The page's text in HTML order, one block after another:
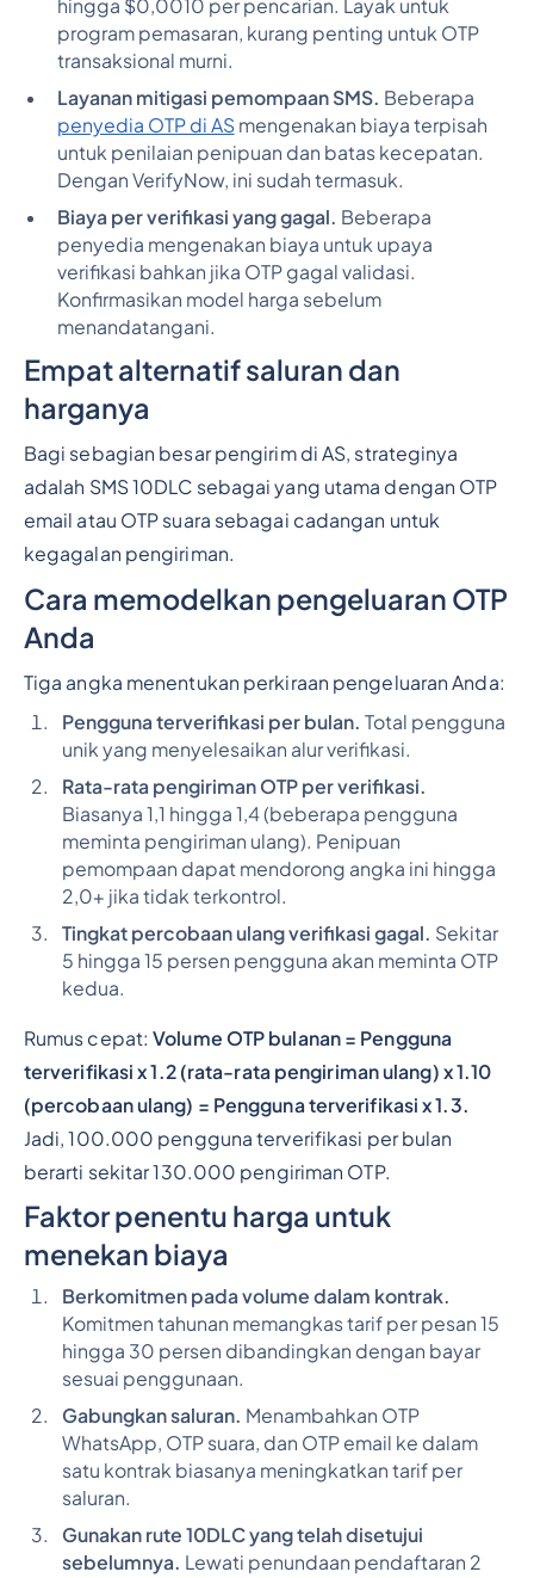
hingga $0,0010 per pencarian. Layak untuk
program pemasaran, kurang penting untuk OTP
transaksional murni.
Layanan mitigasi pemompaan SMS. Beberapa
penyedia OTP di ASmengenakan biaya terpisah
untuk penilaian penipuan dan batas kecepatan.
Dengan VerifyNow, ini sudah termasuk.
Biaya per verifikasi yang gagal. Beberapa
penyedia mengenakan biaya untuk upaya
verifikasi bahkan jika OTP gagal validasi.
Konfirmasikan model harga sebelum
menandatangani.
Empat alternatif saluran dan
harganya
Bagi sebagian besar pengirim di AS, strateginya
adalah SMS 10DLC sebagai yang utama dengan OTP
email atau OTP suara sebagai cadangan untuk
kegagalan pengiriman.
Cara memodelkan pengeluaran OTP
Anda
Tiga angka menentukan perkiraan pengeluaran Anda:
Pengguna terverifikasi per bulan. Total pengguna
unik yang menyelesaikan alur verifikasi.
Rata-rata pengiriman OTP per verifikasi.
Biasanya 1,1 hingga 1,4 (beberapa pengguna
meminta pengiriman ulang). Penipuan
pemompaan dapat mendorong angka ini hingga
2,0+ jika tidak terkontrol.
Tingkat percobaan ulang verifikasi gagal. Sekitar
5 hingga 15 persen pengguna akan meminta OTP
kedua.
Rumus cepat:Volume OTP bulanan = Pengguna
terverifikasi x 1.2 (rata-rata pengiriman ulang) x 1.10
(percobaan ulang) = Pengguna terverifikasi x 1.3.
Jadi, 100.000 pengguna terverifikasi per bulan
berarti sekitar 130.000 pengiriman OTP.
Faktor penentu harga untuk
menekan biaya
Berkomitmen pada volume dalam kontrak.
Komitmen tahunan memangkas tarif per pesan 15
hingga 30 persen dibandingkan dengan bayar
sesuai penggunaan.
Gabungkan saluran. Menambahkan OTP
WhatsApp, OTP suara, dan OTP email ke dalam
satu kontrak biasanya meningkatkan tarif per
saluran.
Gunakan rute 10DLC yang telah disetujui
sebelumnya. Lewati penundaan pendaftaran 2